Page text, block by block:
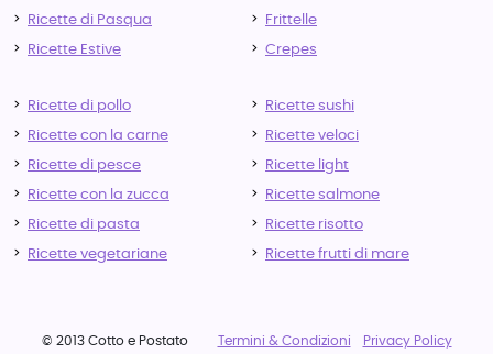
Ricette di Pasqua
Ricette Estive
Frittelle
Crepes
Ricette di pollo
Ricette con la carne
Ricette di pesce
Ricette con la zucca
Ricette di pasta
Ricette vegetariane
Ricette sushi
Ricette veloci
Ricette light
Ricette salmone
Ricette risotto
Ricette frutti di mare
© 2013 Cotto e Postato Termini & Condizioni Privacy Policy